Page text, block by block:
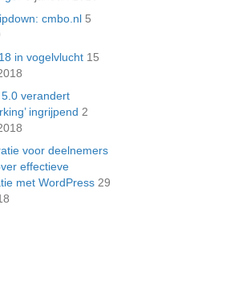
cmbo.nl 5
in vogelvlucht 15
verandert
ingrijpend 2
voor deelnemers
effectieve
met WordPress 29